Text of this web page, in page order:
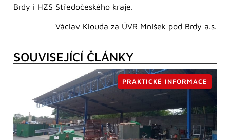
Brdy i HZS Středočeského kraje.
Václav Klouda za ÚVR Mníšek pod Brdy a.s.
SOUVISEJÍCÍ ČLÁNKY
PRAKTICKÉ INFORMACE